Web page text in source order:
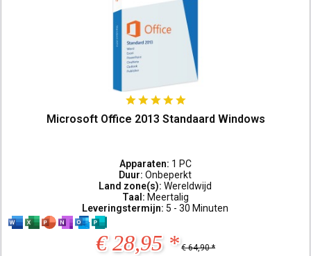
Microsoft Office 2013 Standaard Windows
Apparaten: 1 PC
Duur:Onbeperkt
Land zone(s):Wereldwijd
Taal: Meertalig
Leveringstermijn: 5 - 30 Minuten
€ 28,95 * € 64,90 *